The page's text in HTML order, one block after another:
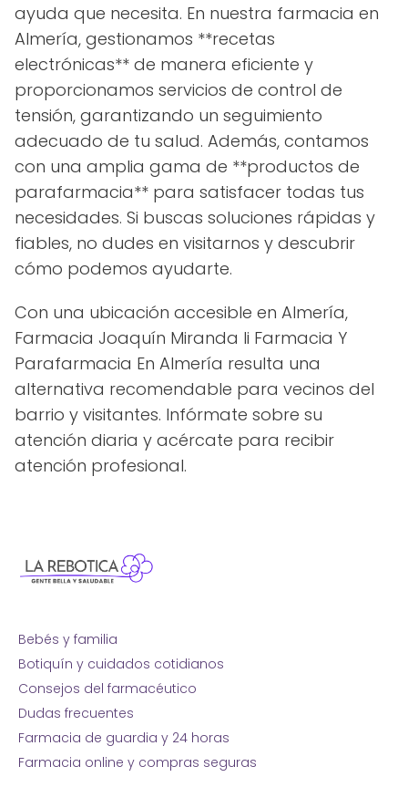
ayuda que necesita. En nuestra farmacia en
Almería, gestionamos **recetas
electrónicas** de manera eficiente y
proporcionamos servicios de control de
tensión, garantizando un seguimiento
adecuado de tu salud. Además, contamos
con una amplia gama de **productos de
parafarmacia** para satisfacer todas tus
necesidades. Si buscas soluciones rápidas y
fiables, no dudes en visitarnos y descubrir
cómo podemos ayudarte.
Con una ubicación accesible en Almería,
Farmacia Joaquín Miranda Ii Farmacia Y
Parafarmacia En Almería resulta una
alternativa recomendable para vecinos del
barrio y visitantes. Infórmate sobre su
atención diaria y acércate para recibir
atención profesional.
Bebés y familia
Botiquín y cuidados cotidianos
Consejos del farmacéutico
Dudas frecuentes
Farmacia de guardia y 24 horas
Farmacia online y compras seguras